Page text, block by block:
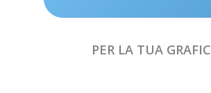
PER LA TUA